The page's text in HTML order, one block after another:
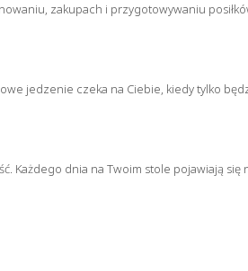
zakupach i przygotowywaniu
jedzenie czeka na Ciebie, kiedy tylko
dnia na Twoim stole pojawiają